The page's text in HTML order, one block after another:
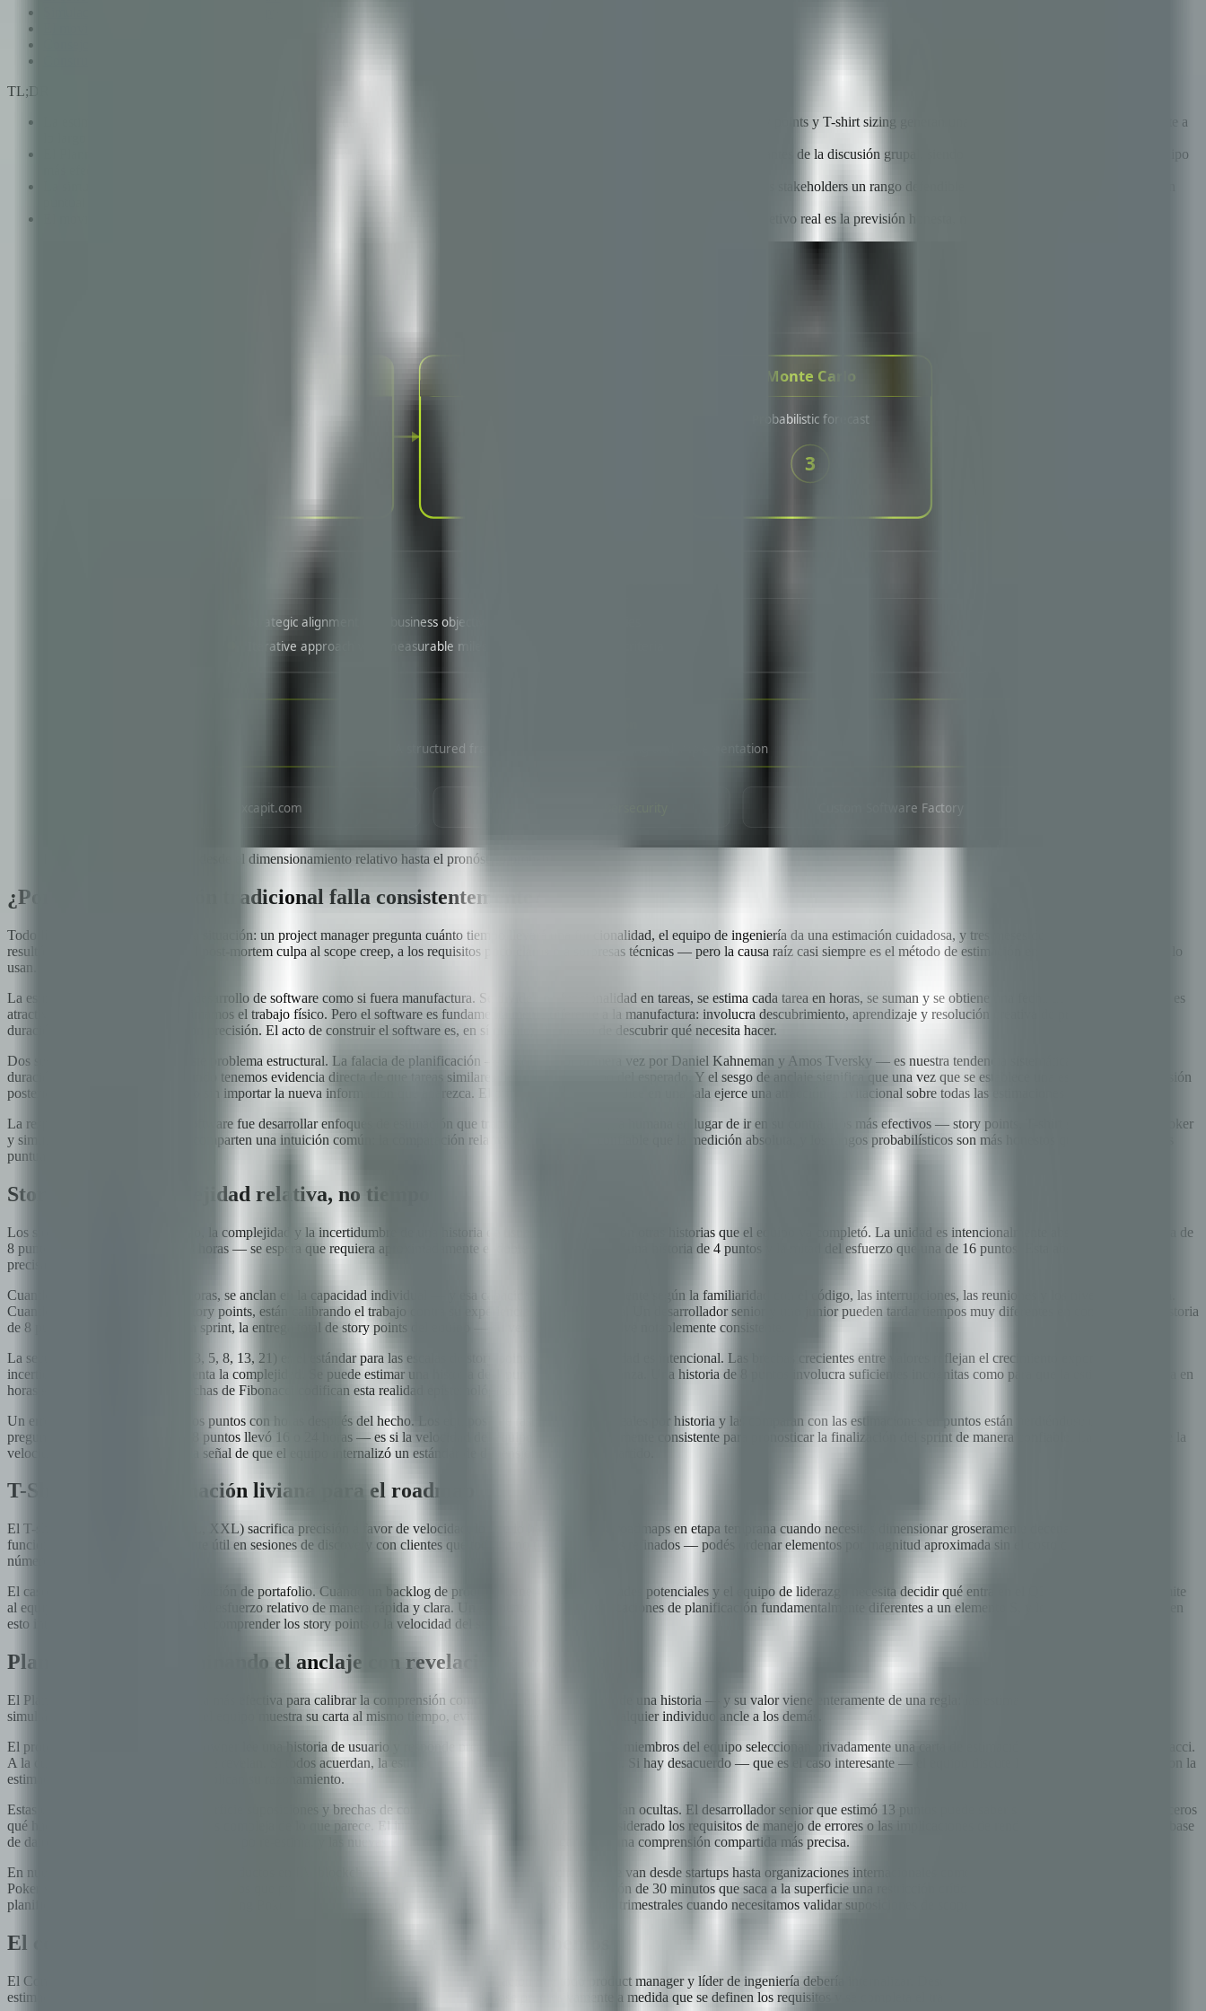
TL;DR
La estimación en tiempo falla porque la complejidad del software es irreducible — los métodos de estimación relativa como story points y T-shirt sizing generan una velocidad de equipo más consistente a
El Planning Poker elimina el sesgo de anclaje y saca a la superficie complejidades ocultas al forzar estimaciones independientes antes de la discusión grupal, siendo la herramienta de calibración de equipo
La simulación de Monte Carlo transforma datos históricos de velocidad en pronósticos de entrega probabilísticos, ofreciendo a los stakeholders un rango defendible de fechas en lugar de una estimación
El movimiento #NoEstimates plantea preguntas válidas pero es impráctico para la mayoría de los contextos con clientes — el objetivo real es la previsión honesta, no la eliminación de la planificación.
El paisaje de la estimación: desde el dimensionamiento relativo hasta el pronóstico probabilístico
¿Por qué la estimación tradicional falla consistentemente?
Todo líder de ingeniería vivió está situación: un project manager pregunta cuánto tiempo llevará una funcionalidad, el equipo de ingeniería da una estimación cuidadosa, y tres meses después esa estimación
resultó ser optimista en exceso. El post-mortem culpa al scope creep, a los requisitos poco claros o a sorpresas técnicas — pero la causa raíz casi siempre es el método de estimación en sí, no las personas que lo
usan.
La estimación tradicional trata el desarrollo de software como si fuera manufactura. Se divide una funcionalidad en tareas, se estima cada tarea en horas, se suman y se obtiene una fecha de entrega. La lógica es
atractiva porque refleja cómo estimamos el trabajo físico. Pero el software es fundamentalmente diferente a la manufactura: involucra descubrimiento, aprendizaje y resolución creativa de problemas cuya
duración es imposible predecir con precisión. El acto de construir el software es, en sí mismo, el proceso de descubrir qué necesita hacer.
Dos sesgos cognitivos agravan este problema estructural. La falacia de planificación — descripta por primera vez por Daniel Kahneman y Amos Tversky — es nuestra tendencia sistemática a subestimar la
duración de las tareas incluso cuando tenemos evidencia directa de que tareas similares llevaron más tiempo del esperado. Y el sesgo de anclaje significa que una vez que se establece una estimación, la discusión
posterior gravita hacia ese número sin importar la nueva información que aparezca. El primer número que se dice en una sala ejerce una atracción gravitacional sobre todas las estimaciones que siguen.
La respuesta de la industria del software fue desarrollar enfoques de estimación que trabajen con la psicología humana en lugar de ir en su contra. Los más efectivos — story points, T-shirt sizing, Planning Poker
y simulación de Monte Carlo — comparten una intuición común: la comparación relativa es mucho más confiable que la medición absoluta, y los rangos probabilísticos son más honestos que las estimaciones
puntuales.
Story points: Complejidad relativa, no tiempo
Los story points miden el esfuerzo, la complejidad y la incertidumbre de una historia de usuario en relación con otras historias que el equipo ya completó. La unidad es intencionalmente abstracta. Una historia de
8 puntos no se espera que tome 8 horas — se espera que requiera aproximadamente el doble del esfuerzo que una historia de 4 puntos y la mitad del esfuerzo que una de 16 puntos. Esta abstracción es
precisamente el objetivo.
Cuando los equipos estiman en horas, se anclan en la capacidad individual — y esa capacidad varía enormemente según la familiaridad con el código, las interrupciones, las reuniones y los niveles de energía.
Cuando los equipos estiman en story points, están calibrando el trabajo contra su experiencia colectiva pasada. Un desarrollador senior y uno junior pueden tardar tiempos muy diferentes en completar una historia
de 8 puntos, pero a lo largo de un sprint, la entrega total de story points del equipo — su velocidad — se vuelve notablemente consistente.
La secuencia de Fibonacci (1, 2, 3, 5, 8, 13, 21) es el estándar para las escalas de story points, y su no-linealidad es intencional. Las brechas crecientes entre valores reflejan el crecimiento exponencial de la
incertidumbre a medida que aumenta la complejidad. Se puede estimar una historia de 1 punto con alta confianza. Una historia de 8 puntos involucra suficientes incógnitas como para que la estimación precisa en
horas sea falsa precisión. Las brechas de Fibonacci codifican esta realidad epistemológica.
Un error frecuente es confundir los puntos con horas después del hecho. Los equipos que rastrean las horas reales por historia y las comparan con las estimaciones en puntos están perdiéndose el objetivo. La
pregunta no es si una historia de 8 puntos llevó 16 o 24 horas — es si la velocidad del equipo es lo suficientemente consistente para pronosticar la finalización del sprint de manera confiable. La estabilidad de la
velocidad durante 6-8 sprints es la señal de que el equipo internalizó un estándar de dimensionamiento compartido.
T-Shirt sizing: Estimación liviana para el roadmap
El T-shirt sizing (XS, S, M, L, XL, XXL) sacrifica precisión a favor de velocidad, lo que lo hace ideal para roadmaps en etapa temprana cuando necesitás dimensionar groseramente decenas de épicas o
funcionalidades. Es particularmente útil en sesiones de discovery con clientes que todavía no tienen requisitos refinados — podés ordenar elementos por magnitud aproximada sin el costo cognitivo de los
números de Fibonacci.
El caso de uso práctico es la priorización de portafolio. Cuando un backlog de producto tiene 40 funcionalidades potenciales y el equipo de liderazgo necesita decidir qué entra en el Q3, el T-shirt sizing permite
al equipo de ingeniería comunicar el esfuerzo relativo de manera rápida y clara. Un elemento XL tiene implicaciones de planificación fundamentalmente diferentes a un elemento S, y los stakeholders entienden
esto intuitivamente sin necesidad de comprender los story points o la velocidad del sprint.
Planning poker: Eliminando el anclaje con revelación simultánea
El Planning Poker es la herramienta más efectiva para calibrar la comprensión compartida de la complejidad de una historia — y su valor viene enteramente de una regla: las estimaciones se revelan
simultáneamente. Cada miembro del equipo muestra su carta al mismo tiempo, evitando que el número de cualquier individuo ancle a los demás.
El protocolo es simple. El product owner lee una historia de usuario y responde preguntas de aclaración. Los miembros del equipo seleccionan privadamente una carta de estimación de la secuencia de Fibonacci.
A la cuenta de tres, todas las cartas se revelan. Si todos acuerdan, la estimación se registra y el equipo avanza. Si hay desacuerdo — que es el caso interesante — el equipo discute la divergencia: la persona con la
estimación más baja y la más alta explican su razonamiento.
Estas conversaciones sacan a la superficie suposiciones y brechas de conocimiento que de otro modo quedarían ocultas. El desarrollador senior que estimó 13 puntos puede saber sobre una integración de terceros
qué hace la funcionalidad mucho más compleja de lo que parece. El junior que estimó 3 puede no haber considerado los requisitos de manejo de errores o las implicaciones de rendimiento de la consulta a la base
de datos. Después de la discusión, el equipo re-estima, y las nuevas estimaciones tienden a converger hacia una comprensión compartida más precisa.
En nuestra experiencia construyendo productos en IA, blockchain y software personalizado para clientes que van desde startups hasta organizaciones internacionales como UNICEF, las sesiones de Planning
Poker son más valiosas no por los números que producen sino por las conversaciones que generan. Una sesión de 30 minutos que saca a la superficie una restricción crítica de integración vale días de re-
planificación posterior. Aplicamos Planning Poker al inicio de cada sprint y durante las sesiones de roadmap trimestrales cuando necesitamos validar suposiciones de scope con los clientes.
El cono de la incertidumbre: Honestidad sobre lo que no sabemos
El Cono de la Incertidumbre no es una técnica de estimación sino un marco de comunicación que todo product manager y líder de ingeniería debería internalizar. Describe cómo cambia la incertidumbre de
estimación a lo largo del ciclo de vida de un proyecto: muy alta al comienzo, reduciéndose progresivamente a medida que se definen los requisitos y se completa el trabajo.